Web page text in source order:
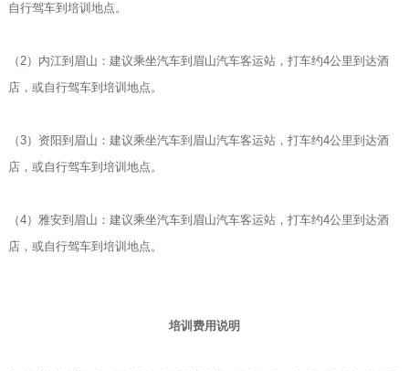
自行驾车到培训地点。
（2）内江到眉山：建议乘坐汽车到眉山汽车客运站，打车约4公里到达酒
店，或自行驾车到培训地点。
（3）资阳到眉山：建议乘坐汽车到眉山汽车客运站，打车约4公里到达酒
店，或自行驾车到培训地点。
（4）雅安到眉山：建议乘坐汽车到眉山汽车客运站，打车约4公里到达酒
店，或自行驾车到培训地点。
培训费用说明